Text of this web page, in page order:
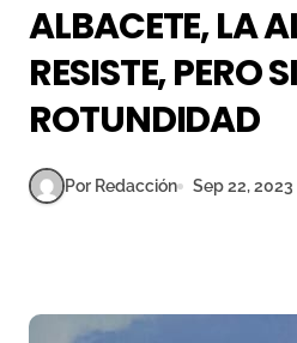
ALBACETE, LA
RESISTE, PERO
ROTUNDIDAD
Por Redacción Sep 22, 2023